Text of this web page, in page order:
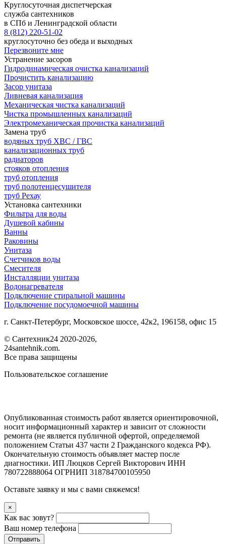
Круглосуточная диспетчерская
служба сантехников
в СПб и Ленинградской области
8 (812) 220-51-02
круглосуточно без обеда и выходных
Перезвоните мне
Устранение засоров
Гидродинамическая очистка канализаций
Прочистить канализацию
Засор унитаза
Ливневая канализация
Механическая чистка канализаций
Чистка промышленных канализаций
Электромеханическая прочистка канализаций
Замена труб
водяных труб ХВС / ГВС
канализационных труб
радиаторов
стояков отопления
труб отопления
труб полотенцесушителя
труб Рехау
Установка сантехники
Фильтра для воды
Душевой кабины
Ванны
Раковины
Унитаза
Счетчиков воды
Смесителя
Инсталляции унитаза
Водонагревателя
Подключение стиральной машины
Подключение посудомоечной машины
г. Санкт-Петербург, Московское шоссе, 42к2, 196158, офис 15
© Сантехник24 2020-2026,
24santehnik.com.
Все права защищены
Пользовательское соглашение
Опубликованная стоимость работ является ориентировочной,
носит информационный характер и зависит от сложности
ремонта (не является публичной офертой, определяемой
положением Статьи 437 части 2 Гражданского кодекса РФ).
Окончательную стоимость объявляет мастер после
диагностики. ИП Люцков Сергей Викторович ИНН
780722888064 ОГРНИП 318784700105950
Оставьте заявку и мы с вами свяжемся!
×
Как вас зовут?
Ваш номер телефона
Отправить